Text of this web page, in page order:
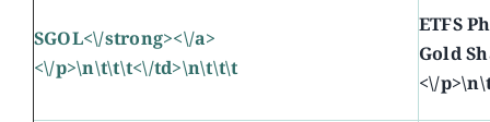
SGOL<\/strong><\/a>
<\/p>\n\t\t\t<\/td>\n\t\t\t
ETFS
Gold
<\/